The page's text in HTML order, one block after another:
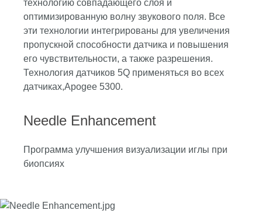
технологию совпадающего слоя и
оптимизированную волну звукового поля. Все
эти технологии интегрированы для увеличения
пропускной способности датчика и повышения
его чувствительности, а также разрешения.
Технология датчиков 5Q применяться во всех
датчиках,Apogee 5300.
Needle Enhancement
Программа улучшения визуализации иглы при
биопсиях